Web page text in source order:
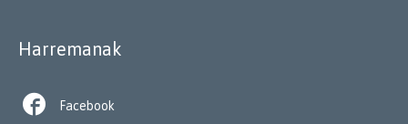
Harremanak
 Facebook